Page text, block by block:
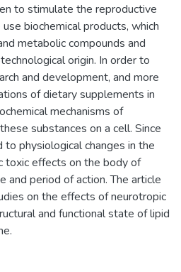
to stimulate the reproductive
biochemical products, which
metabolic compounds and
origin. In order to
and development, and more
of dietary supplements in
mechanisms of
substances on a cell. Since
physiological changes in the
toxic effects on the body of
and period of action. The article
on the effects of neurotropic
and functional state of lipid